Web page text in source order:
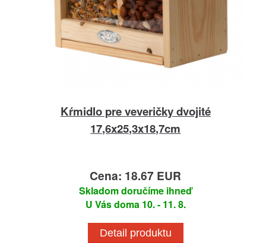
Kŕmidlo pre veveričky dvojité
17,6x25,3x18,7cm
Cena: 18.67 EUR
Skladom doručíme ihneď
U Vás doma 10. - 11. 8.
Detail produktu